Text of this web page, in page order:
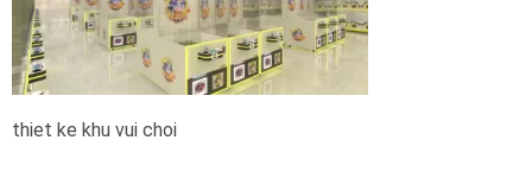
thiet ke khu vui choi